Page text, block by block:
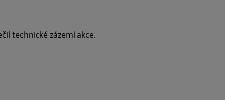
technické zázemí akce.